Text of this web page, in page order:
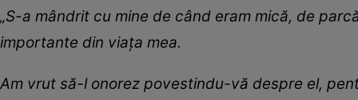
„S-a mândrit cu mine de când eram mică, de
importante din viața mea.
Am vrut să-l onorez povestindu-vă despre el,